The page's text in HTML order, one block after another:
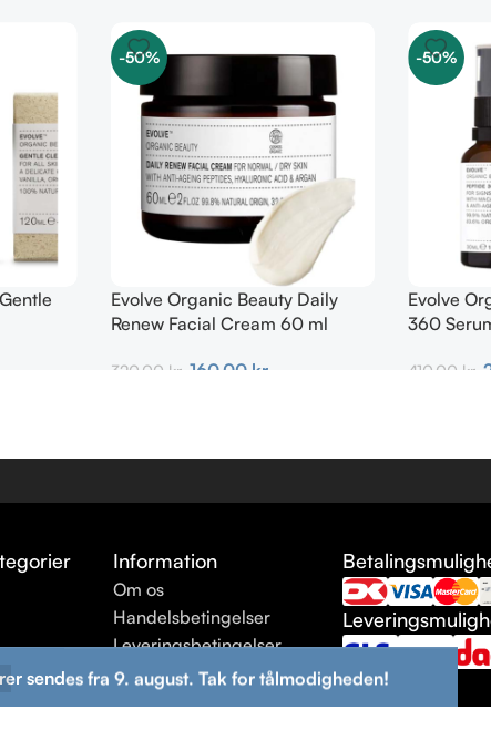
sendes fra 9. august. Tak for tålmodigheden!
-50%
Evolve Organic Beauty Daily
Renew Facial Cream 60 ml
320,00 kr. 160,00 kr.
-50%
Evolve
360
410,00 kr.
Information
Om os
Handelsbetingelser
Leveringsbetingelser
Returneringsbetingelser